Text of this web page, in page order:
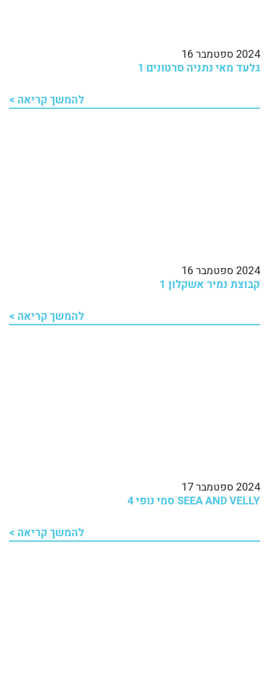
2024 ספטמבר 16
גלעד מאי נתניה סרטונים 1
להמשך קריאה >
2024 ספטמבר 16
קבוצת נמיר אשקלון 1
להמשך קריאה >
2024 ספטמבר 17
SEEA AND VELLY סמי נופי 4
להמשך קריאה >